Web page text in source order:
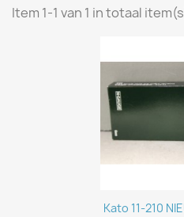
Item 1-1 van 1 in totaal
Kato 11-210